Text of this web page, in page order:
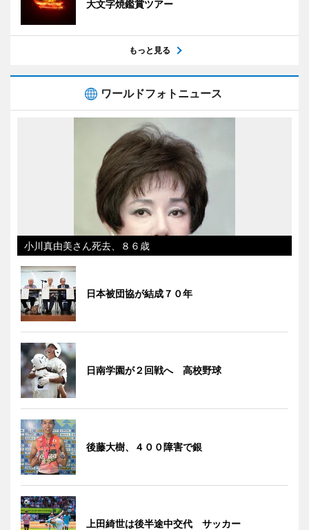
大文字焼鑑賞ツアー
もっと見る
ワールドフォトニュース
小川真由美さん死去、８６歳
日本被団協が結成７０年
日南学園が２回戦へ 高校野球
後藤大樹、４００障害で銀
上田綺世は後半途中交代 サッカー